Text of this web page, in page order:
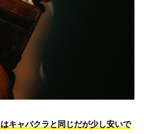
キャバクラと同じだが少し安いで